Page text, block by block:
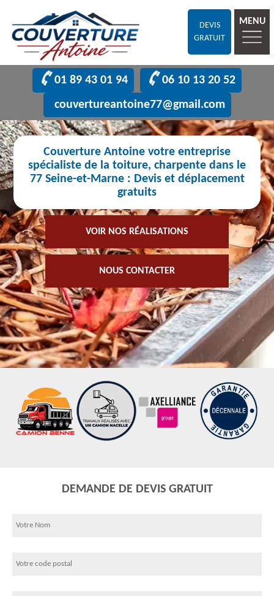
DEVIS
GRATUIT
MENU
01 89 43 01 94
06 10 13 20 52
couvertureantoine77@gmail.com
Couverture Antoine votre entreprise
spécialiste de la toiture, charpente dans le
77 Seine-et-Marne : Devis et déplacement
gratuits
VOIR NOS RÉALISATIONS
NOUS CONTACTER
DEMANDE DE DEVIS GRATUIT